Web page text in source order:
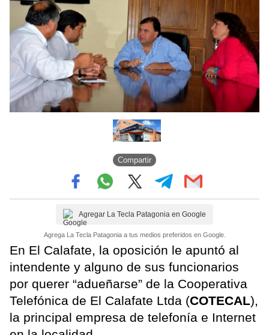
Compartir
Agregar La Tecla Patagonia en Google
Agrega La Tecla Patagonia a tus medios preferidos en Google.
En El Calafate, la oposición le apuntó al
intendente y alguno de sus funcionarios
por querer “adueñarse” de la Cooperativa
Telefónica de El Calafate Ltda (COTECAL),
la principal empresa de telefonía e Internet